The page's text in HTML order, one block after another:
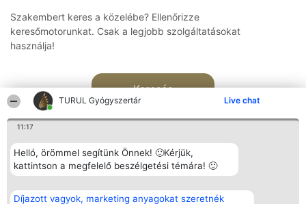
TURUL Gyógyszertár Live chat
11:17
Helló, örömmel segítünk Önnek! 🙂Kérjük,
kattintson a megfelelő beszélgetési témára! 🙂
Díjazott vagyok, marketing anyagokat szeretnék
Szakembert keres a közelébe? Ellenőrizze
keresőmotorunkat. Csak a legjobb szolgáltatásokat
használja!
Keresés
Rangsorszervező
SC Beautiful Company S.R.L.
Népszavazás
Nyertesek
Elérhetőség
Elérhetőség